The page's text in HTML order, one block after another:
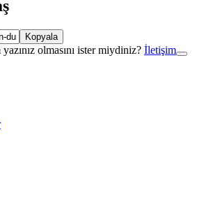
Kopyala
olmasını ister miydiniz? İletişim